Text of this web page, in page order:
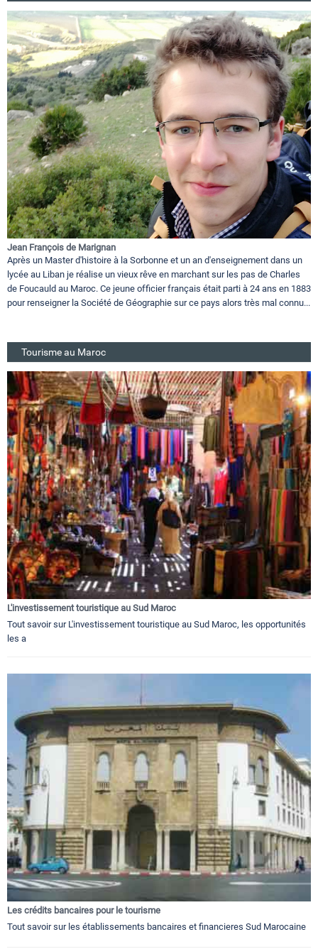
Jean François de Marignan
Après un Master d'histoire à la Sorbonne et un an d'enseignement dans un
lycée au Liban je réalise un vieux rêve en marchant sur les pas de Charles
de Foucauld au Maroc. Ce jeune officier français était parti à 24 ans en 1883
pour renseigner la Société de Géographie sur ce pays alors très mal connu...
Tourisme au Maroc
L'investissement touristique au Sud Maroc
Tout savoir sur L'investissement touristique au Sud Maroc, les opportunités
les a
Les crédits bancaires pour le tourisme
Tout savoir sur les établissements bancaires et financieres Sud Marocaine